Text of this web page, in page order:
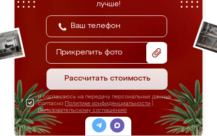
лучше!
Прикрепить фото
Рассчитать стоимость
Я соглашаюсь на передачу персональных данных
согласно Политике конфиденциальности
Пользовательскому соглашению